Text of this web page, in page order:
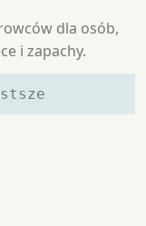
dla osób,
i zapachy.